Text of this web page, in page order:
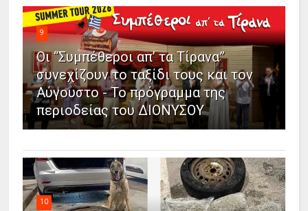
9
Οι “Συμπέθεροι απ’ τα Τίρανα”
συνεχίζουν το ταξίδι τους και τον
Αύγουστο - Το πρόγραμμα της
περιοδείας του ΔΙΟΝΥΣΟΥ
10